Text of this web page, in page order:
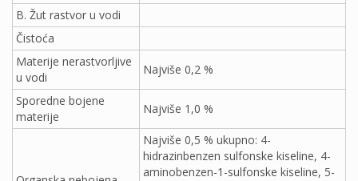
B. Žut rastvor u vodi
Čistoća
Materije nerastvorljive
u vodi
Najviše 0,2 %
Sporedne bojene
materije
Najviše 1,0 %
Najviše 0,5 % ukupno: 4-
hidrazinbenzen sulfonske kiseline, 4-
aminobenzen-1-sulfonske kiseline, 5-